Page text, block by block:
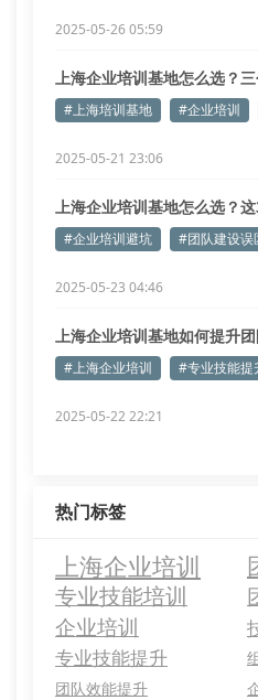
2025-05-26 05:59
上海企业培训基地怎么选？
#上海培训基地 #企业培训
2025-05-21 23:06
上海企业培训基地怎么选？
#企业培训避坑 #团队建设误
2025-05-23 04:46
上海企业培训基地如何提升
#上海企业培训 #专业技能提
2025-05-22 22:21
热门标签
上海企业培训
专业技能培训
企业培训
专业技能提升
团队效能提升